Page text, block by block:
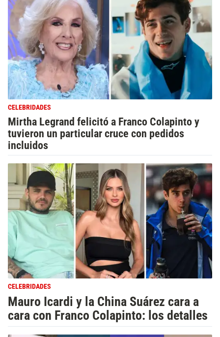
CELEBRIDADES
Mirtha Legrand felicitó a Franco Colapinto y
tuvieron un particular cruce con pedidos
incluidos
CELEBRIDADES
Mauro Icardi y la China Suárez cara a
cara con Franco Colapinto: los detalles